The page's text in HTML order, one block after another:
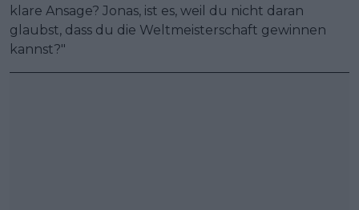
klare Ansage? Jonas, ist es, weil du nicht daran
glaubst, dass du die Weltmeisterschaft gewinnen
kannst?"